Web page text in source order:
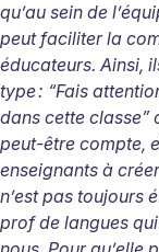
qu’au sein de
peut faciliter la
éducateurs. Ainsi,
type: “Fais
dans cette classe”
peut-être compte,
enseignants à
n’est pas toujours
prof de langues